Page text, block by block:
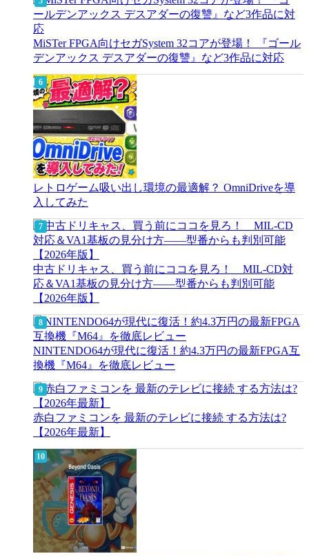
MiSTer FPGA向けセガSystem 32コアが登場！ 『ゴール
デンアックス デスアダーの復讐』など3作品に対応
レトロゲーム吸い出し環境の最適解？ OmniDriveを導
入してみた
中古ドリキャス、買う前にココを見ろ！ MIL-CD対
応＆VA1基板の見分け方——型番からも判別可能
【2026年版】
NINTENDO64が現代に復活！約4.3万円の最新FPGA互
換機『M64』を徹底レビュー
赤白ファミコンを 最新のテレビに接続 する方法は?
【2026年最新】